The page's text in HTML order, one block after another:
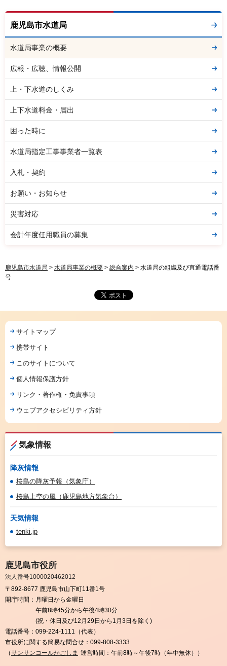
鹿児島市水道局
水道局事業の概要
広報・広聴、情報公開
上・下水道のしくみ
上下水道料金・届出
困った時に
水道局指定工事事業者一覧表
入札・契約
お願い・お知らせ
災害対応
会計年度任用職員の募集
鹿児島市水道局 > 水道局事業の概要 > 総合案内 > 水道局の組織及び直通電話番
号
サイトマップ
携帯サイト
このサイトについて
個人情報保護方針
リンク・著作権・免責事項
ウェブアクセシビリティ方針
気象情報
降灰情報
桜島の降灰予報（気象庁）
桜島上空の風（鹿児島地方気象台）
天気情報
tenki.jp
鹿児島市役所
法人番号1000020462012
〒892-8677 鹿児島市山下町11番1号
開庁時間： 月曜日から金曜日
午前8時45分から午後4時30分
(祝・休日及び12月29日から1月3日を除く)
電話番号： 099-224-1111（代表）
市役所に関する簡易な問合せ： 099-808-3333
（サンサンコールかごしま 運営時間：午前8時～午後7時（年中無休））